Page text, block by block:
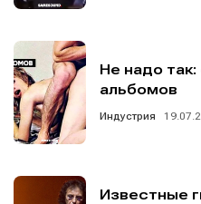
Не надо
альбомов
Индустрия
Известные